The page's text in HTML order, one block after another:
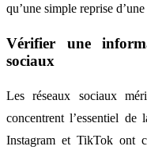
qu’une simple reprise
Vérifier une
sociaux
Les réseaux sociaux
concentrent l’essentiel
Instagram et TikTok ont